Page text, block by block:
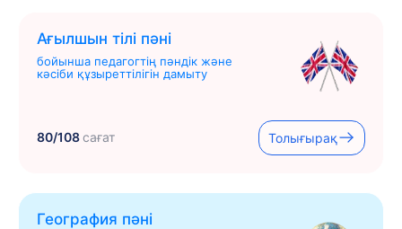
Ағылшын тілі пәні
бойынша педагогтің пәндік және
кәсіби құзыреттілігін дамыту
80/108сағат Толығырақ
География пәні